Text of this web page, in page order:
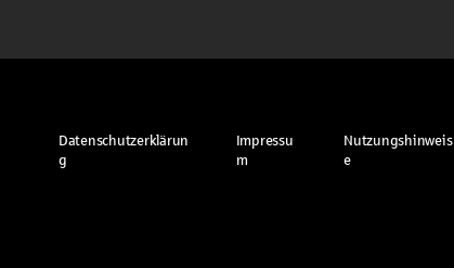
Datenschutzerklärun
g
Impressu
m
Nutzungshinweis
e